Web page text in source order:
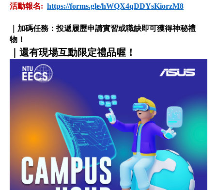
活動報名: https://forms.gle/hWQX4qDDYsKiorzM8
｜加碼任務：投遞履歷申請實習或職缺即可獲得神秘禮
物！
｜還有現場互動限定禮品喔！